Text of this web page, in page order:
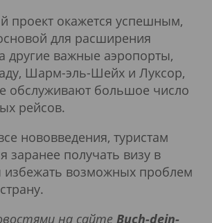
проект окажется успешным,
для расширения
другие важные аэропорты,
Шарм-эль-Шейх и Луксор,
обслуживают большое число
рейсов.
нововведения, туристам
заранее получать визу в
избежать возможных проблем
на сайте Buch-dein-